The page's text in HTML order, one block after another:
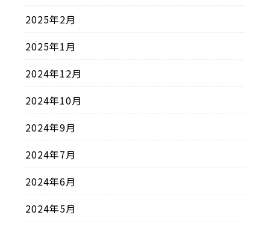
2025年2月
2025年1月
2024年12月
2024年10月
2024年9月
2024年7月
2024年6月
2024年5月